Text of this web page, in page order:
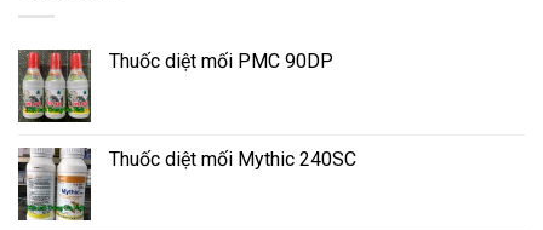
Thuốc diệt mối PMC 90DP
Thuốc diệt mối Mythic 240SC